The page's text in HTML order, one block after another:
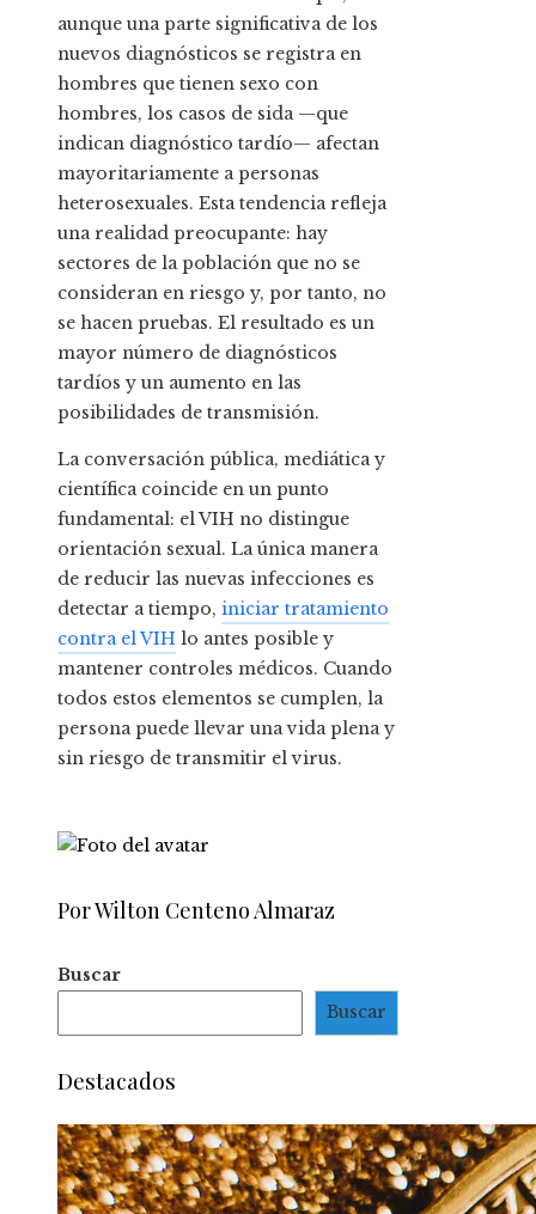
aunque una parte significativa de los
nuevos diagnósticos se registra en
hombres que tienen sexo con
hombres, los casos de sida —que
indican diagnóstico tardío— afectan
mayoritariamente a personas
heterosexuales. Esta tendencia refleja
una realidad preocupante: hay
sectores de la población que no se
consideran en riesgo y, por tanto, no
se hacen pruebas. El resultado es un
mayor número de diagnósticos
tardíos y un aumento en las
posibilidades de transmisión.
La conversación pública, mediática y
científica coincide en un punto
fundamental: el VIH no distingue
orientación sexual. La única manera
de reducir las nuevas infecciones es
detectar a tiempo, iniciar tratamiento
contra el VIH lo antes posible y
mantener controles médicos. Cuando
todos estos elementos se cumplen, la
persona puede llevar una vida plena y
sin riesgo de transmitir el virus.
Por Wilton Centeno Almaraz
Buscar
Buscar
Destacados